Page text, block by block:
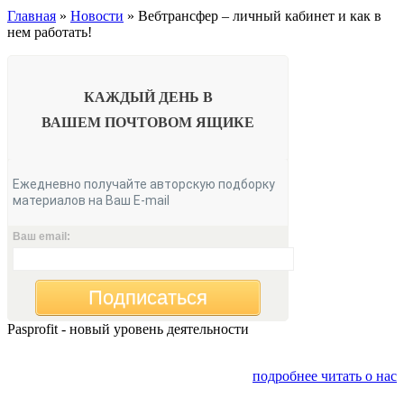
Главная » Новости » Вебтрансфер – личный кабинет и как в
нем работать!
КАЖДЫЙ ДЕНЬ В
ВАШЕМ ПОЧТОВОМ ЯЩИКЕ
Ежедневно получайте авторскую подборку
материалов на Ваш E-mail
Ваш email:
Подписаться
Pasprofit - новый уровень деятельности
подробнее читать о нас